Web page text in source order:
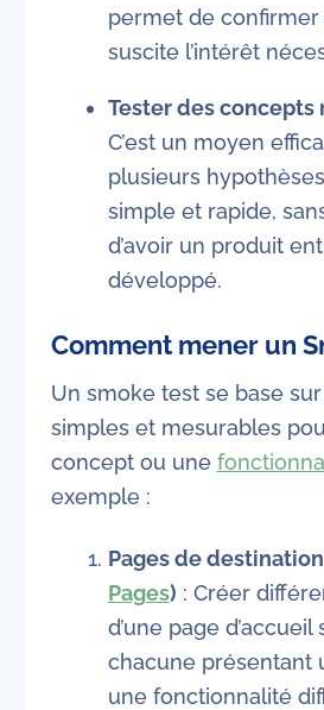
permet de confirmer
suscite l’intérêt
Tester des
C’est un moyen
plusieurs
simple et rapide,
d’avoir un produit
développé.
Comment mener un
Un smoke test se base
simples et mesurables
concept ou une
exemple :
Pages de
Pages) : Créer
d’une page d’accueil
chacune présentant
une fonctionnalité